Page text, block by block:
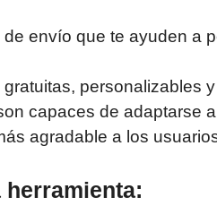
envío que te ayuden a
personalizables
capaces de adaptarse
agradable a los